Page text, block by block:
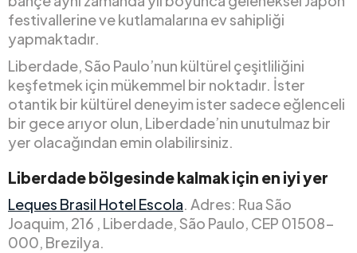
festivallerine ve kutlamalarına ev sahipliği
yapmaktadır.
Liberdade, São Paulo’nun kültürel çeşitliliğini
keşfetmek için mükemmel bir noktadır. İster
otantik bir kültürel deneyim ister sadece eğlenceli
bir gece arıyor olun, Liberdade’nin unutulmaz bir
yer olacağından emin olabilirsiniz.
Liberdade bölgesinde kalmak için en iyi yer
Leques Brasil Hotel Escola. Adres: Rua São
Joaquim, 216 , Liberdade, São Paulo, CEP 01508-
000, Brezilya.